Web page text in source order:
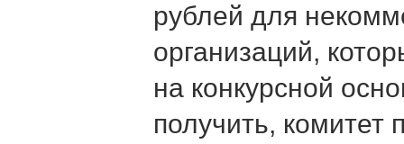
рублей для
организаций,
на конкурсной
получить,